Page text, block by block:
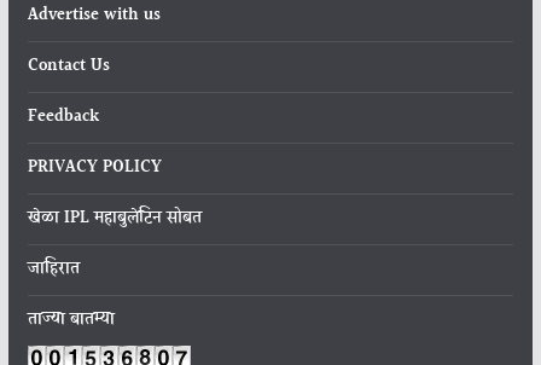
Advertise with us
Contact Us
Feedback
PRIVACY POLICY
खेळा IPL महाबुलेटिन सोबत
जाहिरात
ताज्या बातम्या